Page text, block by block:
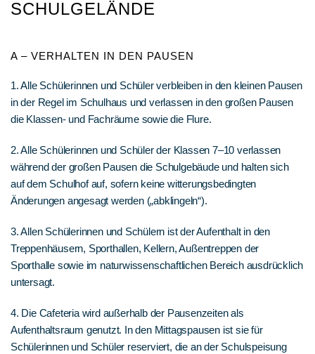
SCHULGELÄNDE
A – VERHALTEN IN DEN PAUSEN
1. Alle Schülerinnen und Schüler verbleiben in den kleinen Pausen
in der Regel im Schulhaus und verlassen in den großen Pausen
die Klassen- und Fachräume sowie die Flure.
2. Alle Schülerinnen und Schüler der Klassen 7–10 verlassen
während der großen Pausen die Schulgebäude und halten sich
auf dem Schulhof auf, sofern keine witterungsbedingten
Änderungen angesagt werden („abklingeln“).
3. Allen Schülerinnen und Schülern ist der Aufenthalt in den
Treppenhäusern, Sporthallen, Kellern, Außentreppen der
Sporthalle sowie im naturwissenschaftlichen Bereich ausdrücklich
untersagt.
4. Die Cafeteria wird außerhalb der Pausenzeiten als
Aufenthaltsraum genutzt. In den Mittagspausen ist sie für
Schülerinnen und Schüler reserviert, die an der Schulspeisung